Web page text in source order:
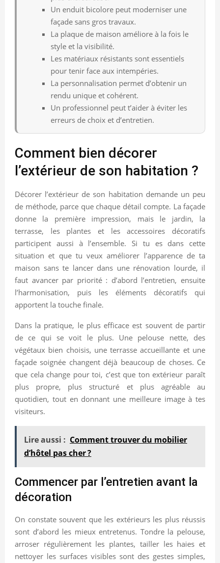
Un enduit bicolore peut moderniser une
façade sans gros travaux.
La plaque de maison améliore à la fois le
style et la visibilité.
Les matériaux résistants sont essentiels
pour tenir face aux intempéries.
La personnalisation permet d’obtenir un
rendu unique et cohérent.
Un professionnel peut t’aider à éviter les
erreurs de choix et d’entretien.
Comment bien décorer
l’extérieur de son habitation ?
Décorer l’extérieur de son habitation demande un peu
de méthode, parce que chaque détail compte. La façade
donne la première impression, mais le jardin, la
terrasse, les plantes et les accessoires décoratifs
participent aussi à l’ensemble. Si tu es dans cette
situation et que tu veux améliorer l’apparence de ta
maison sans te lancer dans une rénovation lourde, il
faut avancer par priorité : d’abord l’entretien, ensuite
l’harmonisation, puis les éléments décoratifs qui
apportent la touche finale.
Dans la pratique, le plus efficace est souvent de partir
de ce qui se voit le plus. Une pelouse nette, des
végétaux bien choisis, une terrasse accueillante et une
façade soignée changent déjà beaucoup de choses. Ce
que cela change pour toi, c’est que ton extérieur paraît
plus propre, plus structuré et plus agréable au
quotidien, tout en donnant une meilleure image à tes
visiteurs.
Lire aussi : Comment trouver du mobilier
d’hôtel pas cher ?
Commencer par l’entretien avant la
décoration
On constate souvent que les extérieurs les plus réussis
sont d’abord les mieux entretenus. Tondre la pelouse,
arroser régulièrement les plantes, tailler les haies et
nettoyer les surfaces visibles sont des gestes simples,